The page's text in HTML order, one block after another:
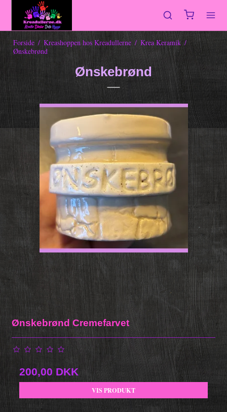
Forside / Kreashoppen hos Kreadullerne / Krea Keramik /
Ønskebrønd
Ønskebrønd
Ønskebrønd Cremefarvet
200,00 DKK
VIS PRODUKT